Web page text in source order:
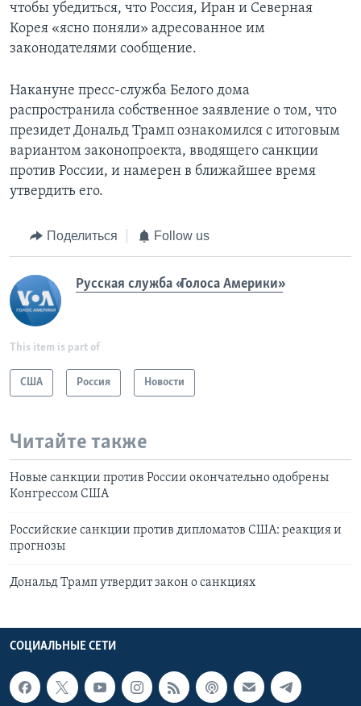
чтобы убедиться, что Россия, Иран и Северная
Корея «ясно поняли» адресованное им
законодателями сообщение.
Накануне пресс-служба Белого дома
распространила собственное заявление о том, что
президет Дональд Трамп ознакомился с итоговым
вариантом законопроекта, вводящего санкции
против России, и намерен в ближайшее время
утвердить его.
Поделиться Follow us
Русская служба «Голоса Америки»
This item is part of
США Россия Новости
Читайте также
Новые санкции против России окончательно одобрены
Конгрессом США
Российские санкции против дипломатов США: реакция и
прогнозы
Дональд Трамп утвердит закон о санкциях
СОЦИАЛЬНЫЕ СЕТИ